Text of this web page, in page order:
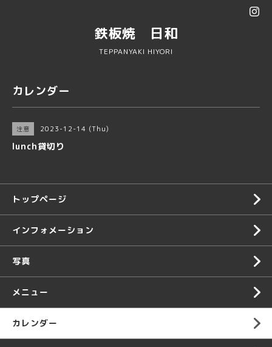
鉄板焼 日和
TEPPANYAKI HIYORI
カレンダー
注意 2023-12-14 (Thu)
lunch貸切り
トップページ
インフォメーション
写真
メニュー
カレンダー